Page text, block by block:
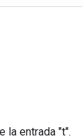
la entrada "t".